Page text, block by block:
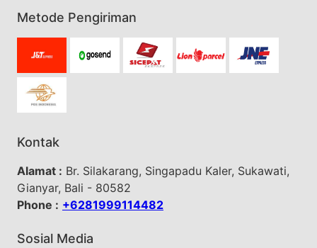
Metode Pengiriman
Kontak
Alamat : Br. Silakarang, Singapadu Kaler, Sukawati,
Gianyar, Bali - 80582
Phone : +6281999114482
Sosial Media